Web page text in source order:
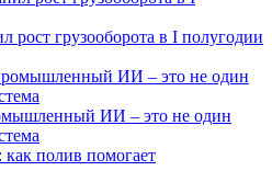
рост грузооборота в I полугодии
ИИ – это не один